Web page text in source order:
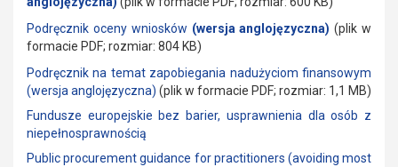
Podręcznik oceny wniosków (wersja anglojęzyczna) (plik w
formacie PDF; rozmiar: 804 KB)
Podręcznik na temat zapobiegania nadużyciom finansowym
(wersja anglojęzyczna) (plik w formacie PDF; rozmiar: 1,1 MB)
Fundusze europejskie bez barier, usprawnienia dla osób z
niepełnosprawnością
Public procurement guidance for practitioners (avoiding most